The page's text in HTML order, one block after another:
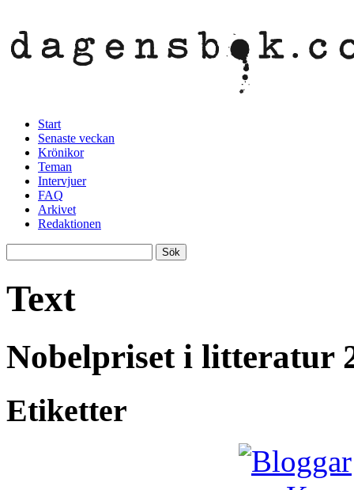
Start
Senaste veckan
Krönikor
Teman
Intervjuer
FAQ
Arkivet
Redaktionen
Text
Nobelpriset i litteratur
Etiketter